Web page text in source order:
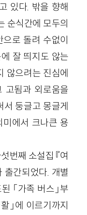
있다. 밖을 향해
순식간에 모두의
로 돌려 수없이
잘 띄지도 않는
않으려는 진심에
고됨과 외로움을
서 둥글고 몽글게
미에서 크나큰 용
번째 소설집 『여
출간되었다. 개별
「가족 버스」부
」에 이르기까지